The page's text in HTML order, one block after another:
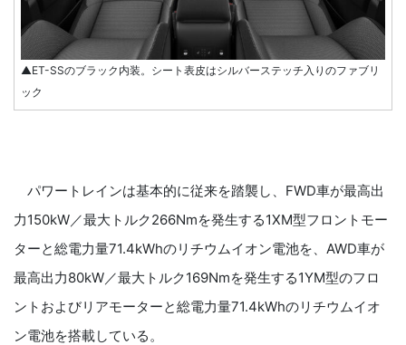
▲ET-SSのブラック内装。シート表皮はシルバーステッチ入りのファブリ
ック
パワートレインは基本的に従来を踏襲し、FWD車が最高出
力150kW／最大トルク266Nmを発生する1XM型フロントモー
ターと総電力量71.4kWhのリチウムイオン電池を、AWD車が
最高出力80kW／最大トルク169Nmを発生する1YM型のフロ
ントおよびリアモーターと総電力量71.4kWhのリチウムイオ
ン電池を搭載している。